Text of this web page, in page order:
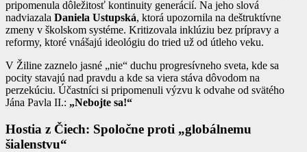
pripomenula dôležitosť kontinuity generácií. Na jeho slová
nadviazala Daniela Ustupská, ktorá upozornila na deštruktívne
zmeny v školskom systéme. Kritizovala inklúziu bez prípravy a
reformy, ktoré vnášajú ideológiu do tried už od útleho veku.
V Žiline zaznelo jasné „nie“ duchu progresívneho sveta, kde sa
pocity stavajú nad pravdu a kde sa viera stáva dôvodom na
perzekúciu. Účastníci si pripomenuli výzvu k odvahe od svätého
Jána Pavla II.: „Nebojte sa!“
Hostia z Čiech: Spoločne proti „globálnemu
šialenstvu“